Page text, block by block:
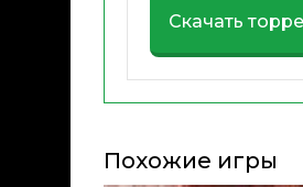
Скачать
Похожие игры